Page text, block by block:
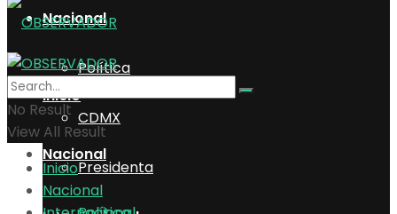
Nacional
Política
CDMX
Presidenta
Inicio
Nacional
No Result
View All Result
Inicio
Nacional